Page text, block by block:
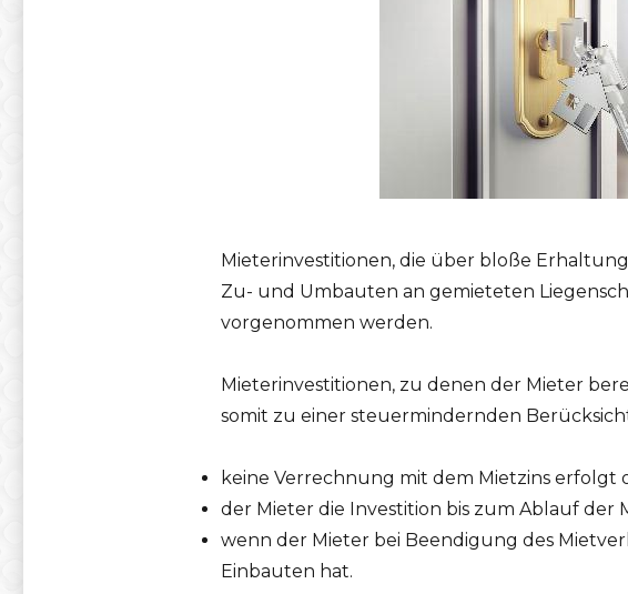
Mieterinvestitionen, die über bloße
Zu- und Umbauten an gemieteten
vorgenommen werden.
Mieterinvestitionen, zu denen der Mieter
somit zu einer steuermindernden
keine Verrechnung mit dem Mietzins erfolgt
der Mieter die Investition bis zum Ablauf der
wenn der Mieter bei Beendigung des
Einbauten hat.